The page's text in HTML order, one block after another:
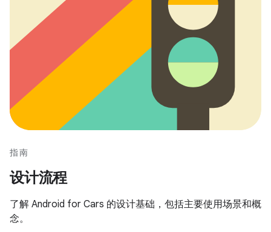
指南
设计流程
了解 Android for Cars 的设计基础，包括主要使用场景和概
念。